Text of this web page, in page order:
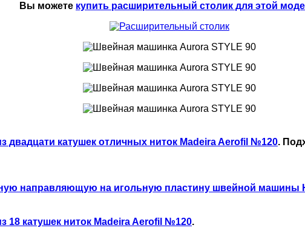
Вы можете купить расширительный столик для этой
двадцати катушек отличных ниток Madeira Aerofil №120.
направляющую на игольную пластину швейной машины
18 катушек ниток Madeira Aerofil №120.